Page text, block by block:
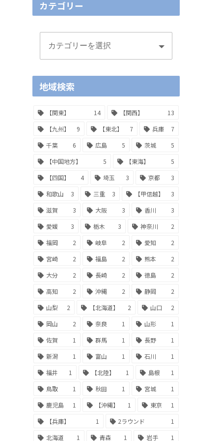
カテゴリー
地域検索
【関東】 14 【関西】
13
【九州】
9 【東北】 7 兵庫
7
千葉
6 広島 5 茨城
5
【中国地方】
5 【東海】
5
【四国】
4 埼玉 3 京都
3
和歌山
3 三重 3 【甲信越】
3
滋賀
3 大阪 3 香川
3
愛媛
3 栃木 3 神奈川
2
福岡
2 岐阜 2 愛知
2
宮崎
2 福島 2 熊本
2
大分
2 長崎 2 徳島
2
高知
2 沖縄 2 静岡
2
山梨
2 【北海道】 2 山口
2
岡山
2 奈良 1 山形
1
佐賀
1 群馬 1 長野
1
新潟
1 富山 1 石川
1
福井
1 【北陸】 1 島根
1
鳥取
1 秋田 1 宮城
1
鹿児島
1 【沖縄】 1 東京
1
【兵庫】
1 2ラウンド
1
北海道
1 青森 1 岩手 1